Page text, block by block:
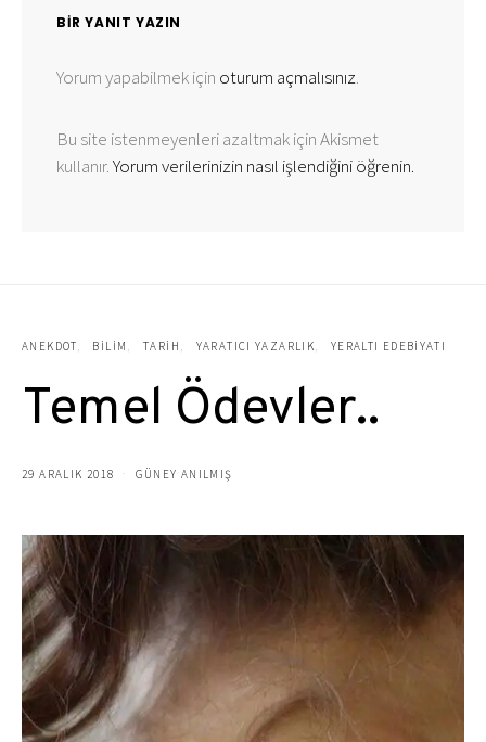
BIR YANIT YAZIN
Yorum yapabilmek için oturum açmalısınız.
Bu site istenmeyenleri azaltmak için Akismet
kullanır.Yorum verilerinizin nasıl işlendiğini öğrenin.
ANEKDOT BILIM TARIH YARATICI YAZARLIK YERALTI EDEBIYATI
Temel Ödevler..
29 ARALIK 2018 GÜNEY ANILMIŞ